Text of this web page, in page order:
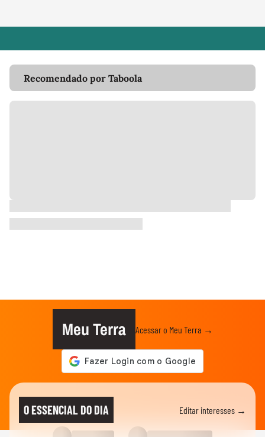
Recomendado por Taboola
Meu Terra Acessar o Meu Terra →
O ESSENCIAL DO DIA Editar interesses →